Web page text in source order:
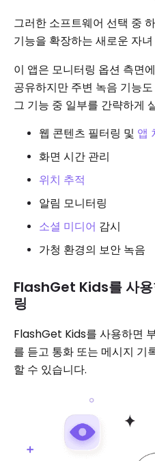
그러한 소프트웨어 선택 중
기능을 확장하는 새로운 자
이 앱은 모니터링 옵션 측면
공유하지만 주변 녹음 기능
그 기능 중 일부를 간략하게
웹 콘텐츠 필터링 및 앱
화면 시간 관리
위치 추적
알림 모니터링
소셜 미디어 감시
가청 환경의 보안 녹음
FlashGet Kids를 사용
링
FlashGet Kids를 사용하면
를 듣고 통화 또는 메시지 기
할 수 있습니다.